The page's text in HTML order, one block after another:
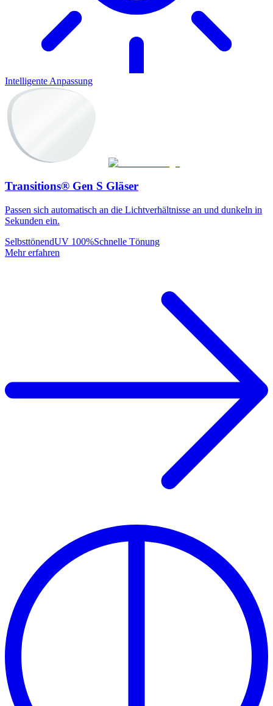
Intelligente Anpassung
Transitions® Gen S Gläser
Passen sich automatisch an die Lichtverhältnisse an und dunkeln in
Sekunden ein.
SelbsttönendUV 100%Schnelle Tönung
Mehr erfahren